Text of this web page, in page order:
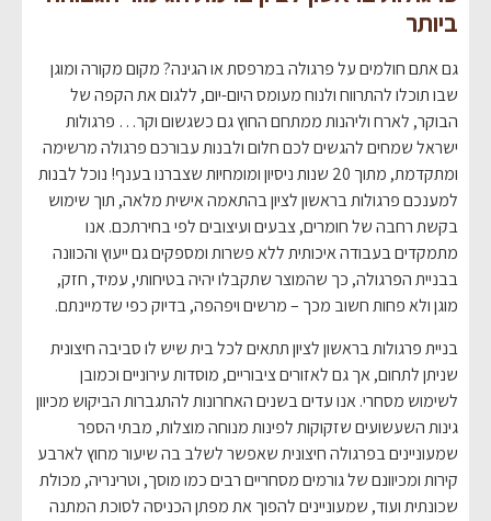
ביותר
גם אתם חולמים על פרגולה במרפסת או הגינה? מקום מקורה ומוגן
שבו תוכלו להתרווח ולנוח מעומס היום-יום, ללגום את הקפה של
הבוקר, לארח וליהנות ממתחם החוץ גם כשגשום וקר… פרגולות
ישראל שמחים להגשים לכם חלום ולבנות עבורכם פרגולה מרשימה
ומתקדמת, מתוך 20 שנות ניסיון ומומחיות שצברנו בענף! נוכל לבנות
למענכם פרגולות בראשון לציון בהתאמה אישית מלאה, תוך שימוש
בקשת רחבה של חומרים, צבעים ועיצובים לפי בחירתכם. אנו
מתמקדים בעבודה איכותית ללא פשרות ומספקים גם ייעוץ והכוונה
בבניית הפרגולה, כך שהמוצר שתקבלו יהיה בטיחותי, עמיד, חזק,
מוגן ולא פחות חשוב מכך – מרשים ויפהפה, בדיוק כפי שדמיינתם.
בניית פרגולות בראשון לציון תתאים לכל בית שיש לו סביבה חיצונית
שניתן לתחום, אך גם לאזורים ציבוריים, מוסדות עירוניים וכמובן
לשימוש מסחרי. אנו עדים בשנים האחרונות להתגברות הביקוש מכיוון
גינות השעשועים שזקוקות לפינות מנוחה מוצלות, מבתי הספר
שמעוניינים בפרגולה חיצונית שאפשר לשלב בה שיעור מחוץ לארבע
קירות ומכיוונם של גורמים מסחריים רבים כמו מוסך, וטרינריה, מכולת
שכונתית ועוד, שמעוניינים להפוך את מפתן הכניסה לסוכת המתנה